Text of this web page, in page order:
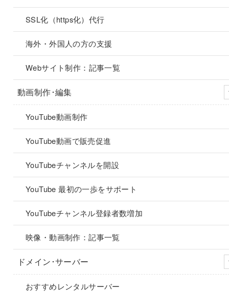
SSL化（https化）代行
海外・外国人の方の支援
Webサイト制作：記事一覧
動画制作･編集
YouTube動画制作
YouTube動画で販売促進
YouTubeチャンネルを開設
YouTube 最初の一歩をサポート
YouTubeチャンネル登録者数増加
映像・動画制作：記事一覧
ドメイン･サーバー
おすすめレンタルサーバー